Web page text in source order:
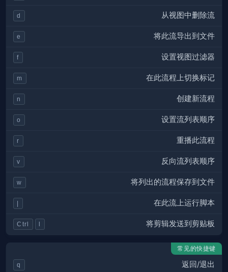
d 从视图中删除流
e 将此流导出到文件
f 设置视图过滤器
m 在此流程上切换标记
n 创建新流程
o 设置流列表顺序
r 重播此流程
v 反向流列表顺序
w 将列出的流程保存到文件
在此流上运行脚本
Ctrl 将剪辑发送到剪贴板
常见的快捷键
q 返回/退出